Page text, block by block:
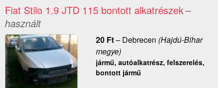
Fiat Stilo 1.9 JTD 115 bontott alkatrészek–
használt
20 Ft– Debrecen (Hajdú-Bihar
megye)
jármű, autóalkatrész, felszerelés,
bontott jármű